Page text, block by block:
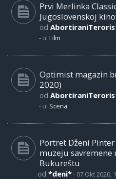
Prvi Merlinka
Jugoslovenskoj
od
- u: Film
Optimist magazin
2020)
od
- u: Scena
Portret Dženi
muzeju savremene
Bukureštu
od *deni*- 07 Okt 2020,